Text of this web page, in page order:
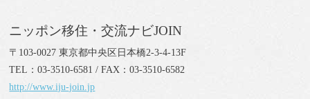
ニッポン移住・交流ナビJOIN
〒103-0027 東京都中央区日本橋2-3-4-13F
TEL：03-3510-6581 / FAX：03-3510-6582
http://www.iju-join.jp